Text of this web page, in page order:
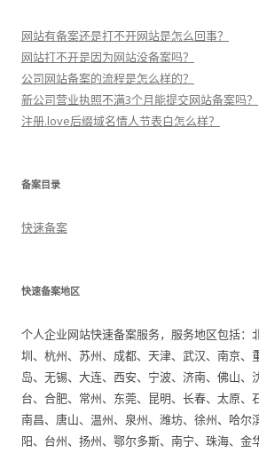
网站有备案还是打不开网站是怎么回事？
网站打不开是因为网站没备案吗？
公司网站备案的流程是怎么样的？
新公司营业执照不满3个月能提交网站备案吗？
注册.love后缀域名情人节表白怎么样？
备案目录
快速备案
快速备案地区
个人企业网站快速备案服务，服务地区包括：
圳、杭州、苏州、成都、天津、武汉、南京、
岛、无锡、大连、西安、宁波、济南、佛山、
台、合肥、常州、东莞、昆明、长春、太原、
南昌、唐山、温州、泉州、潍坊、徐州、哈尔
阳、台州、扬州、鄂尔多斯、南宁、珠海、金